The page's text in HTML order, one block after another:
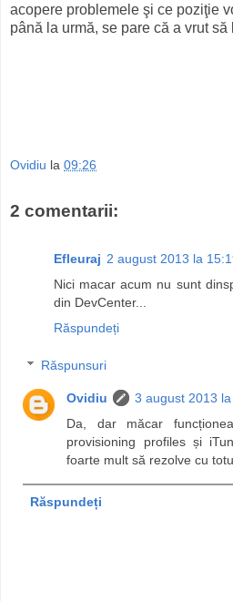
acopere problemele şi ce poziţie
până la urmă, se pare că a vrut să
Ovidiu la 09:26
2 comentarii:
Efleuraj 2 august 2013 la
Nici macar acum nu sunt
din DevCenter...
Răspundeți
Răspunsuri
Ovidiu
3 august 2013
Da, dar măcar
provisioning profiles și
foarte mult să rezolve cu
Răspundeți